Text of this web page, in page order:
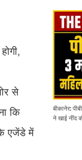
से
कि
के एजेंडे में
बीकानेर:
ने खाई नींद